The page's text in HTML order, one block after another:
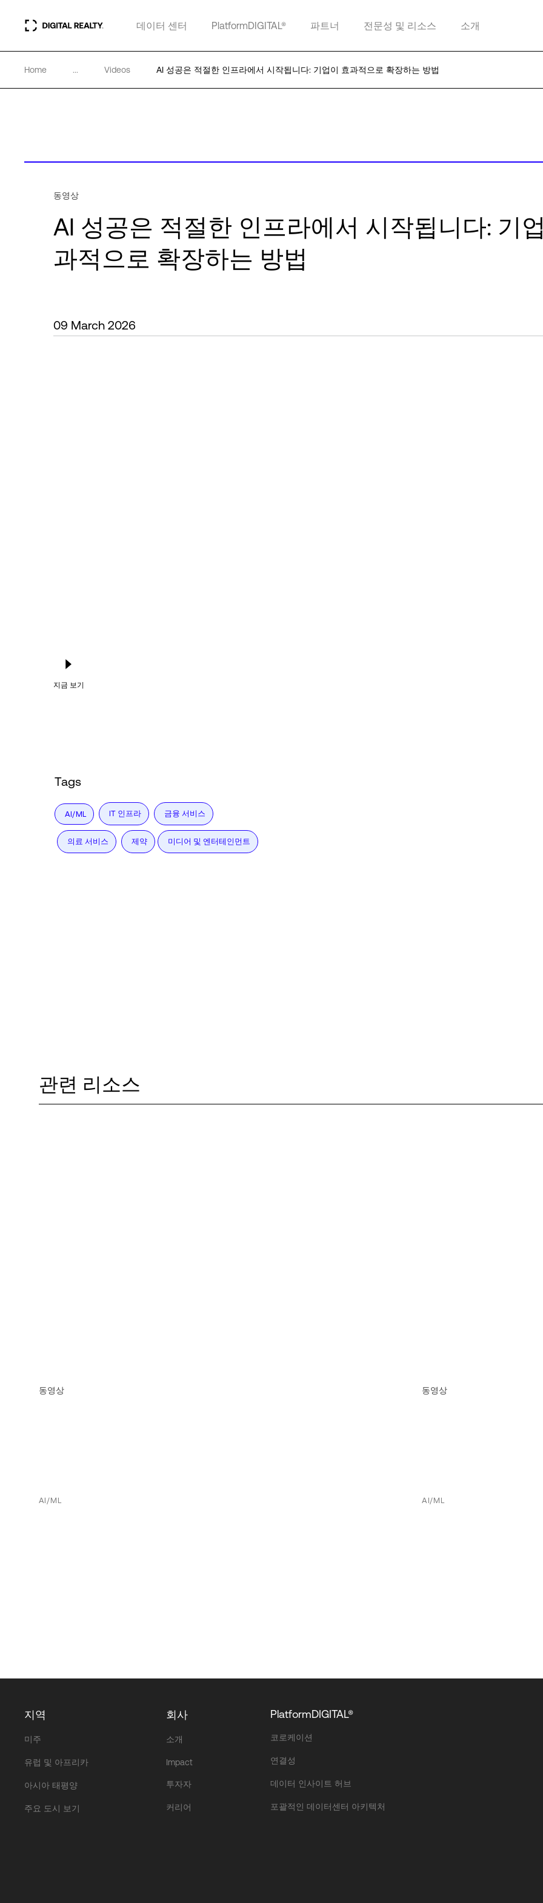
데이터 센터 PlatformDIGITAL® 파트너 전문성 및 리소스 소개
Home ... Videos AI 성공은 적절한 인프라에서 시작됩니다: 기업이 효과적으로 확장하는 방법
동영상
AI 성공은 적절한 인프라에서 시작됩니다: 기
과적으로 확장하는 방법
09 March 2026
지금 보기
Tags
AI/ML IT 인프라 금융 서비스
의료 서비스 제약 미디어 및 엔터테인먼트
관련 리소스
동영상
AI/ML
동영상
AI/ML
지역
미주
유럽 및 아프리카
아시아 태평양
주요 도시 보기
회사
소개
Impact
투자자
커리어
PlatformDIGITAL®
코로케이션
연결성
데이터 인사이트 허브
포괄적인 데이터센터 아키텍처